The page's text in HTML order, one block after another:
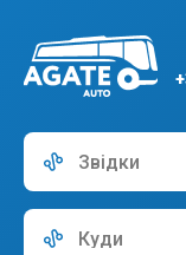
Звідки
Куди